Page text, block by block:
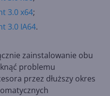
3.0 x64;
3.0 IA64.
zainstalowanie obu
problemu
przez dłuższy okres